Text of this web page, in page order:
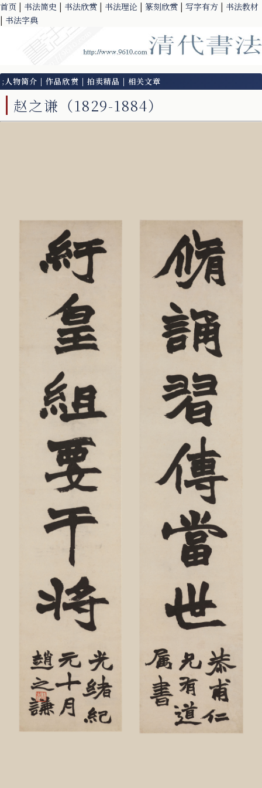
首页 | 书法简史 | 书法欣赏 | 书法理论 | 篆刻欣赏 | 写字有方 | 书法教材
| 书法字典
;人物简介 |作品欣赏 | 拍卖精品 | 相关文章
赵之谦（1829-1884）